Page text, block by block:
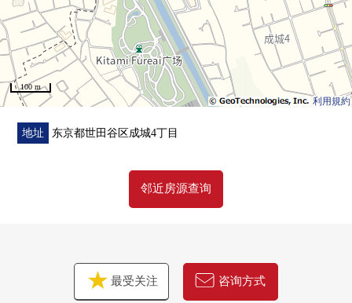
成)━━━━━━━━━━・・・・・
0 盥洗台、栓、镜子NEW设置
0 热水供应器
0 张贴橡木地板
0 墙更换壁纸
0 厨房(在净水器、洗碗机、对流加热烤箱)
0 管道的铺设一部分
0 区立明正小学、约1720m
0 区立砧中学、约2100m
利用規約
100 m
地址 东京都世田谷区成城4丁目
邻近房源查询
最受关注 咨询方式